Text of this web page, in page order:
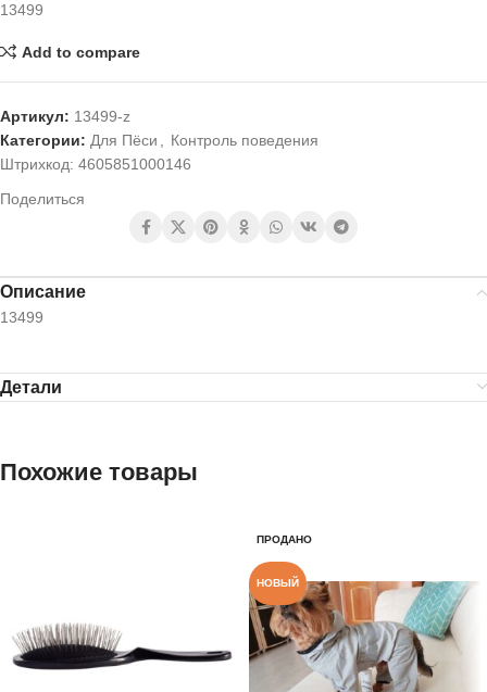
13499
Add to compare
Артикул: 13499-z
Категории: Для Пёси
Контроль поведения
Штрихкод: 4605851000146
Поделиться
Описание
13499
Детали
Похожие товары
ПРОДАНО
НОВЫЙ